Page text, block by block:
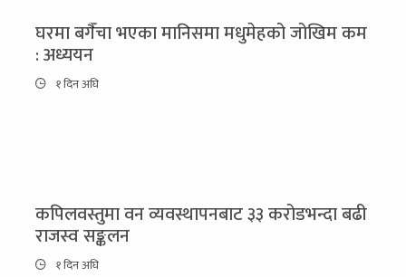
घरमा बगैँचा भएका मानिसमा मधुमेहको जोखिम कम
: अध्ययन
१ दिन अघि
कपिलवस्तुमा वन व्यवस्थापनबाट ३३ करोडभन्दा बढी
राजस्व सङ्कलन
१ दिन अघि